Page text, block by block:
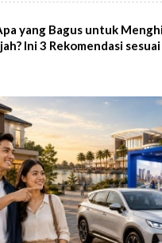
yang Bagus untuk
Ini 3 Rekomendasi